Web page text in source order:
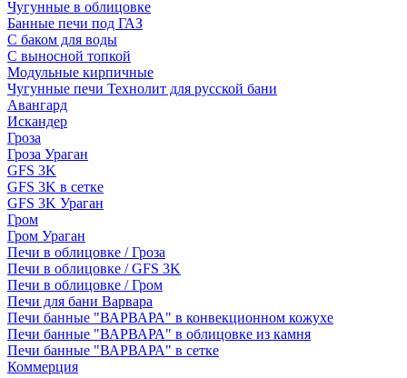
Чугунные в облицовке
Банные печи под ГАЗ
С баком для воды
С выносной топкой
Модульные кирпичные
Чугунные печи Технолит для русской бани
Авангард
Искандер
Гроза
Гроза Ураган
GFS 3K
GFS 3K в сетке
GFS 3K Ураган
Гром
Гром Ураган
Печи в облицовке / Гроза
Печи в облицовке / GFS 3K
Печи в облицовке / Гром
Печи для бани Варвара
Печи банные "ВАРВАРА" в конвекционном кожухе
Печи банные "ВАРВАРА" в облицовке из камня
Печи банные "ВАРВАРА" в сетке
Коммерция